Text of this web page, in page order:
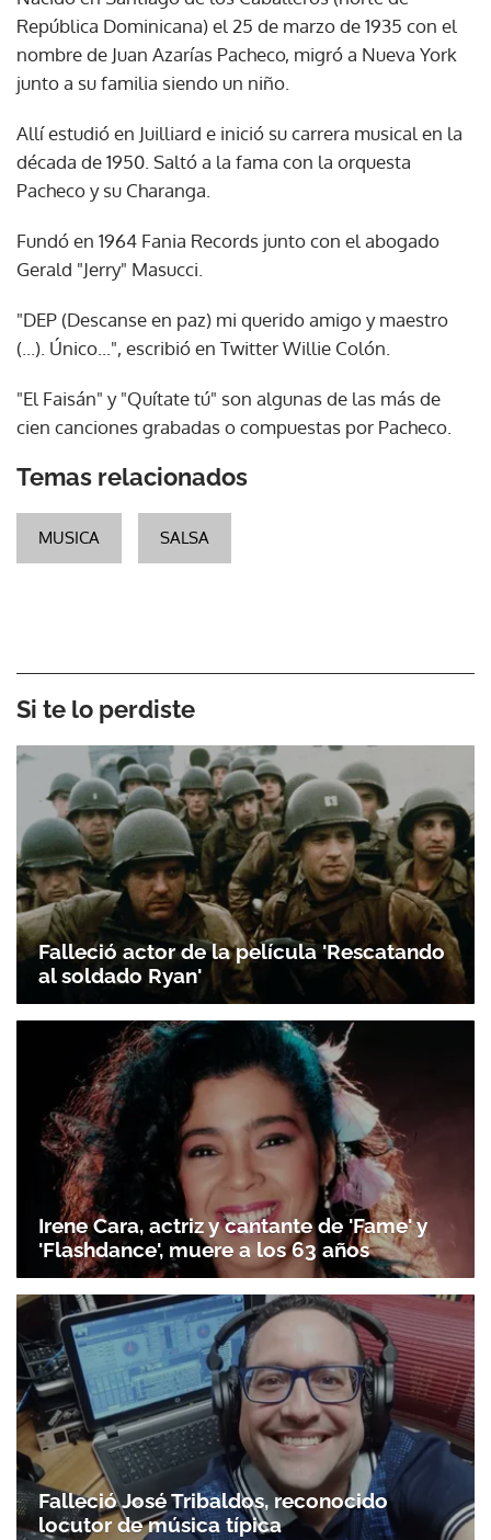
República Dominicana) el 25 de marzo de 1935 con el
nombre de Juan Azarías Pacheco, migró a Nueva York
junto a su familia siendo un niño.
Allí estudió en Juilliard e inició su carrera musical en la
década de 1950. Saltó a la fama con la orquesta
Pacheco y su Charanga.
Fundó en 1964 Fania Records junto con el abogado
Gerald "Jerry" Masucci.
"DEP (Descanse en paz) mi querido amigo y maestro
(...). Único...", escribió en Twitter Willie Colón.
"El Faisán" y "Quítate tú" son algunas de las más de
cien canciones grabadas o compuestas por Pacheco.
Temas relacionados
MUSICA SALSA
Si te lo perdiste
Falleció actor de la película 'Rescatando
al soldado Ryan'
Irene Cara, actriz y cantante de 'Fame' y
'Flashdance', muere a los 63 años
Falleció José Tribaldos, reconocido
locutor de música típica